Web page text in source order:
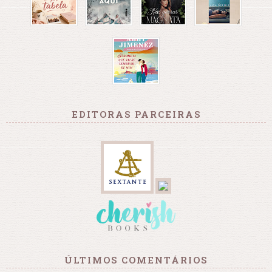
EDITORAS PARCEIRAS
ÚLTIMOS COMENTÁRIOS